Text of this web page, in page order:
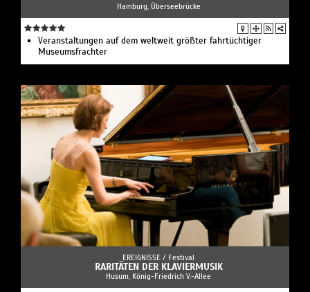
Hamburg, Überseebrücke
Veranstaltungen auf dem weltweit größter fahrtüchtiger
Museumsfrachter
EREIGNISSE / Festival
RARITÄTEN DER KLAVIERMUSIK
Husum, König-Friedrich V.-Allee